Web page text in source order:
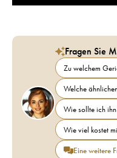
Fragen Sie
Zu welchem
Welche
Wie sollte ich
Wie viel kostet
Eine weitere